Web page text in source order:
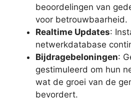
beoordelingen van
voor betrouwbaarheid.
Realtime Updates:
netwerkdatabase
Bijdragebeloningen:
gestimuleerd om hun
wat de groei van de
bevordert.